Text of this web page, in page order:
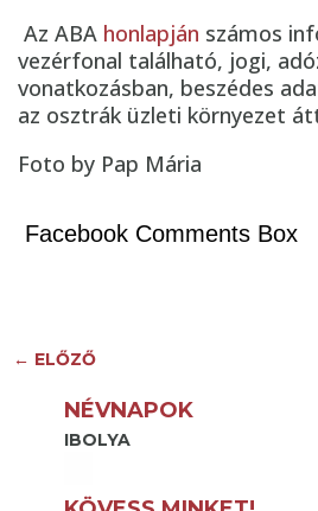
Az ABA honlapján számos
vezérfonal található, jogi,
vonatkozásban, beszédes
az osztrák üzleti környezet
Foto by Pap Mária
Facebook Comments Box
← ELŐZŐ
NÉVNAPOK
IBOLYA